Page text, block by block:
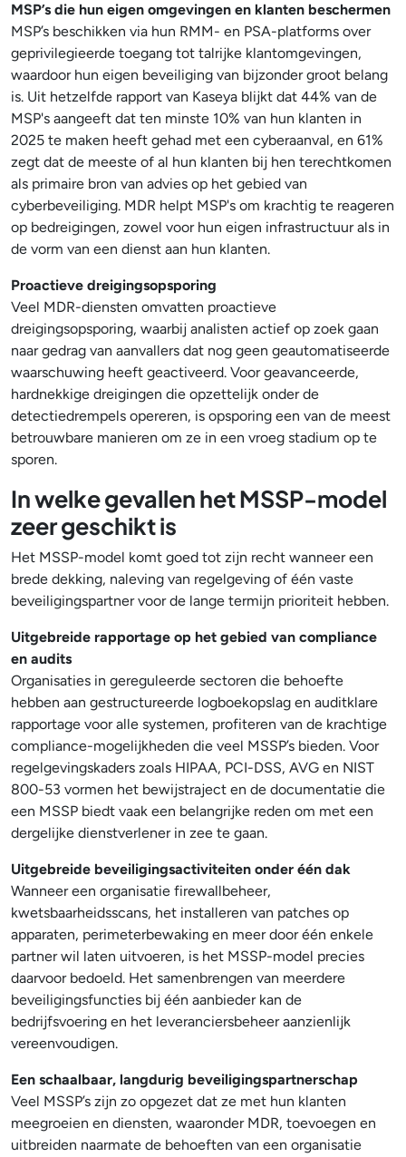
MSP’s die hun eigen omgevingen en klanten beschermen
MSP’s beschikken via hun RMM- en PSA-platforms over
geprivilegieerde toegang tot talrijke klantomgevingen,
waardoor hun eigen beveiliging van bijzonder groot belang
is. Uit hetzelfde rapport van Kaseya blijkt dat 44% van de
MSP's aangeeft dat ten minste 10% van hun klanten in
2025 te maken heeft gehad met een cyberaanval, en 61%
zegt dat de meeste of al hun klanten bij hen terechtkomen
als primaire bron van advies op het gebied van
cyberbeveiliging. MDR helpt MSP's om krachtig te reageren
op bedreigingen, zowel voor hun eigen infrastructuur als in
de vorm van een dienst aan hun klanten.
Proactieve dreigingsopsporing
Veel MDR-diensten omvatten proactieve
dreigingsopsporing, waarbij analisten actief op zoek gaan
naar gedrag van aanvallers dat nog geen geautomatiseerde
waarschuwing heeft geactiveerd. Voor geavanceerde,
hardnekkige dreigingen die opzettelijk onder de
detectiedrempels opereren, is opsporing een van de meest
betrouwbare manieren om ze in een vroeg stadium op te
sporen.
In welke gevallen het MSSP-model
zeer geschikt is
Het MSSP-model komt goed tot zijn recht wanneer een
brede dekking, naleving van regelgeving of één vaste
beveiligingspartner voor de lange termijn prioriteit hebben.
Uitgebreide rapportage op het gebied van compliance
en audits
Organisaties in gereguleerde sectoren die behoefte
hebben aan gestructureerde logboekopslag en auditklare
rapportage voor alle systemen, profiteren van de krachtige
compliance-mogelijkheden die veel MSSP’s bieden. Voor
regelgevingskaders zoals HIPAA, PCI-DSS, AVG en NIST
800-53 vormen het bewijstraject en de documentatie die
een MSSP biedt vaak een belangrijke reden om met een
dergelijke dienstverlener in zee te gaan.
Uitgebreide beveiligingsactiviteiten onder één dak
Wanneer een organisatie firewallbeheer,
kwetsbaarheidsscans, het installeren van patches op
apparaten, perimeterbewaking en meer door één enkele
partner wil laten uitvoeren, is het MSSP-model precies
daarvoor bedoeld. Het samenbrengen van meerdere
beveiligingsfuncties bij één aanbieder kan de
bedrijfsvoering en het leveranciersbeheer aanzienlijk
vereenvoudigen.
Een schaalbaar, langdurig beveiligingspartnerschap
Veel MSSP’s zijn zo opgezet dat ze met hun klanten
meegroeien en diensten, waaronder MDR, toevoegen en
uitbreiden naarmate de behoeften van een organisatie